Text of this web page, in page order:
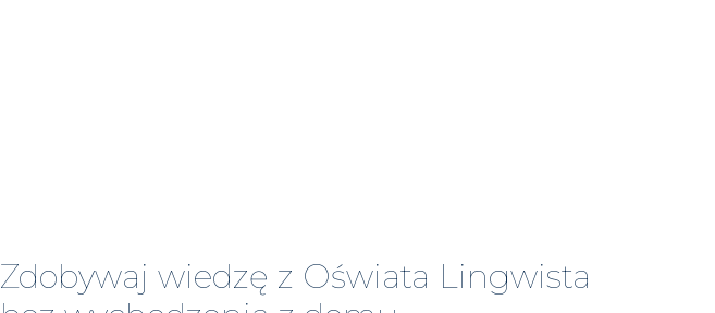
Zdobywaj wiedzę z Oświata Lingwista